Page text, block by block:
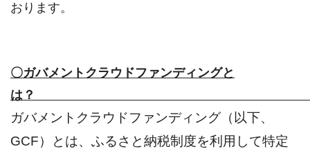
おります。
〇ガバメントクラウドファンディングと
は
ガバメントクラウドファンディング（以下、
GCF）とは、ふるさと納税制度を利用して特定